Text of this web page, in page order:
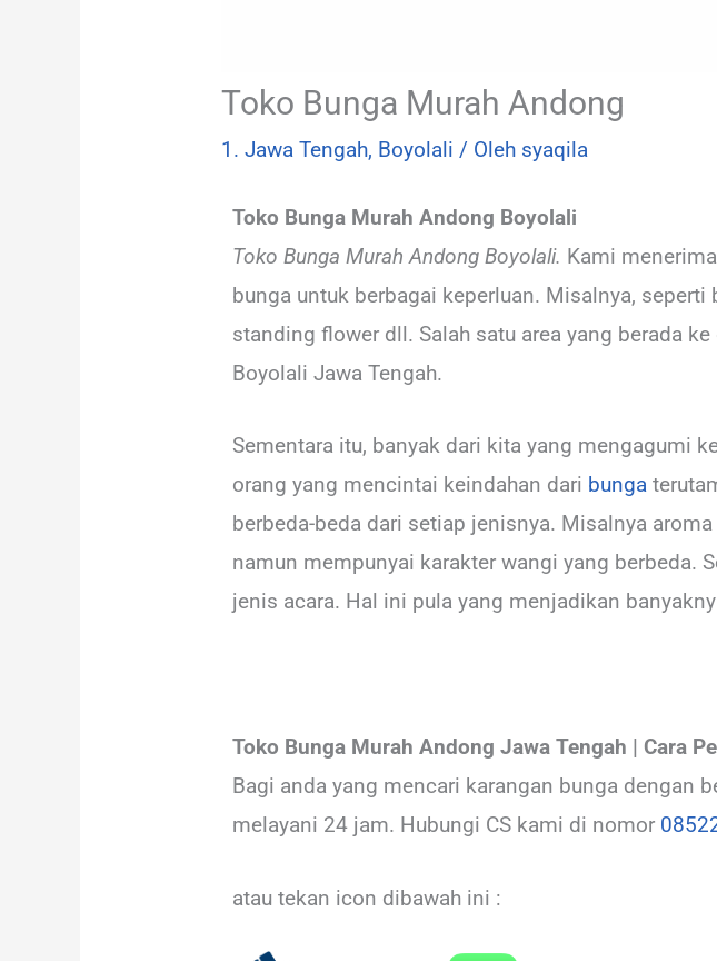
Toko Bunga Murah Andong
1. Jawa Tengah, Boyolali / Oleh syaqila
Toko Bunga Murah Andong Boyolali
Toko Bunga Murah Andong Boyolali. Kami
bunga untuk berbagai keperluan. Misalnya,
standing flower dll. Salah satu area yang berada
Boyolali Jawa Tengah.
Sementara itu, banyak dari kita yang mengagumi
orang yang mencintai keindahan dari bunga
berbeda-beda dari setiap jenisnya. Misalnya
namun mempunyai karakter wangi yang berbeda.
jenis acara. Hal ini pula yang menjadikan
Toko Bunga Murah Andong Jawa Tengah | Cara
Bagi anda yang mencari karangan bunga dengan
melayani 24 jam. Hubungi CS kami di nomor
atau tekan icon dibawah ini :